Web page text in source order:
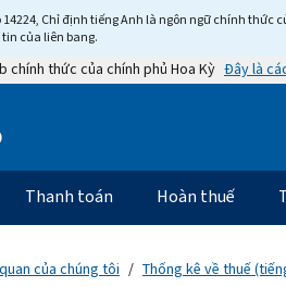
Chỉ định tiếng Anh là ngôn ngữ chính
của liên bang.
chính thức của chính phủ Hoa Kỳ Đây là
Thanh toán Hoàn thuế
của chúng tôi Thống kê về thuế